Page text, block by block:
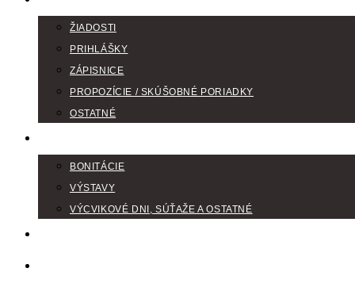
ŽIADOSTI
PRIHLÁŠKY
ZÁPISNICE
PROPOZÍCIE / SKÚŠOBNÉ PORIADKY
OSTATNÉ
BONITÁCIE
VÝSTAVY
VÝCVIKOVÉ DNI, SÚŤAŽE A OSTATNÉ